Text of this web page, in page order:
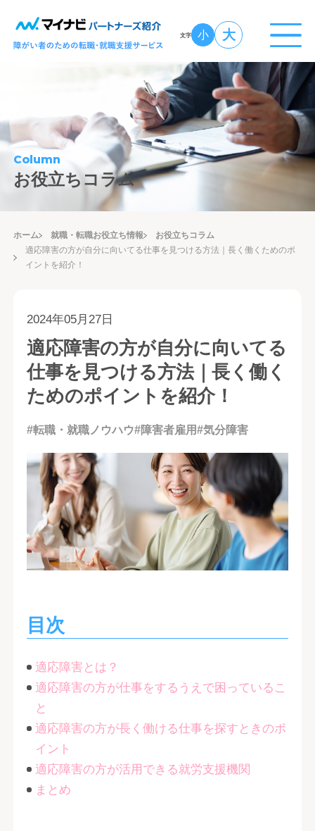
文字 小 大
Column
お役立ちコラム
ホーム 就職・転職お役立ち情報
お役立ちコラム
適応障害の方が自分に向いてる仕事を見つける方法｜長く働くためのポ
イントを紹介！
2024年05月27日
適応障害の方が自分に向いてる
仕事を見つける方法｜長く働く
ためのポイントを紹介！
#転職・就職ノウハウ#障害者雇用#気分障害
目次
適応障害とは？
適応障害の方が仕事をするうえで困っているこ
と
適応障害の方が長く働ける仕事を探すときのポ
イント
適応障害の方が活用できる就労支援機関
まとめ